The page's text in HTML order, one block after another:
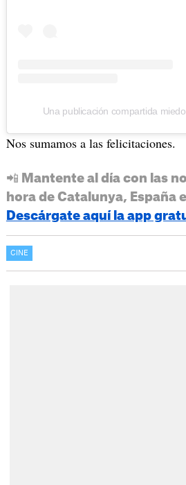
Una publicación compartida
Nos sumamos a las felicitaciones.
📲 Mantente al día con las
hora de Catalunya, España
Descárgate aquí la app
CINE